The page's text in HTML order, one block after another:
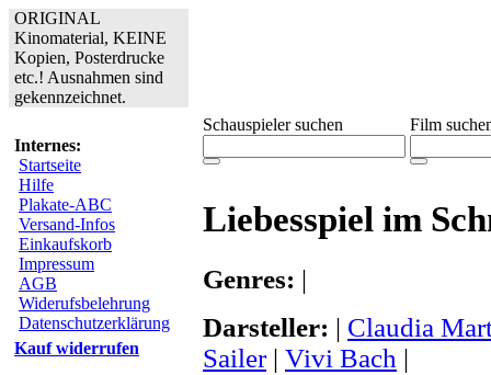
ORIGINAL
Kinomaterial, KEINE
Kopien, Posterdrucke
etc.! Ausnahmen sind
gekennzeichnet.
Internes:
Startseite
Hilfe
Plakate-ABC
Versand-Infos
Einkaufskorb
Impressum
AGB
Widerufsbelehrung
Datenschutzerklärung
Kauf widerrufen
Schauspieler suchen Film
Liebesspiel im
Genres: |
Darsteller: | Claudia
Sailer| Vivi Bach |